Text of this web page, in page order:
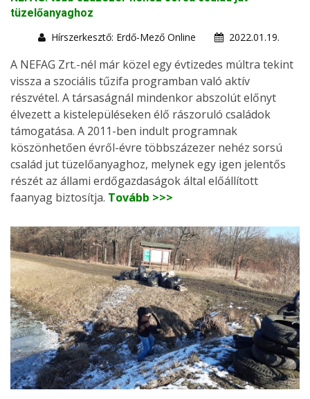
tüzelőanyaghoz
Hírszerkesztő: Erdő-Mező Online
2022.01.19.
A NEFAG Zrt.-nél már közel egy évtizedes múltra tekint
vissza a szociális tűzifa programban való aktív
részvétel. A társaságnál mindenkor abszolút előnyt
élvezett a kistelepüléseken élő rászoruló családok
támogatása. A 2011-ben indult programnak
köszönhetően évről-évre többszázezer nehéz sorsú
család jut tüzelőanyaghoz, melynek egy igen jelentős
részét az állami erdőgazdaságok által előállított
faanyag biztosítja. Tovább >>>